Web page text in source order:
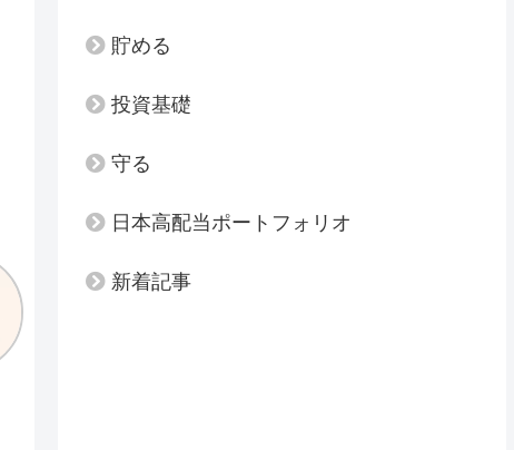
貯める
投資基礎
守る
日本高配当ポートフォリオ
新着記事